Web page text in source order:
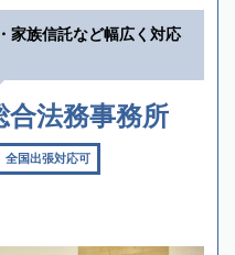
家族信託など幅広く対応
合法務事務所
全国出張対応可